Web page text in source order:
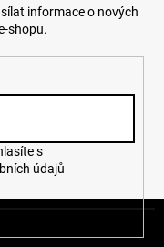
informace o nových
shopu.
údajů